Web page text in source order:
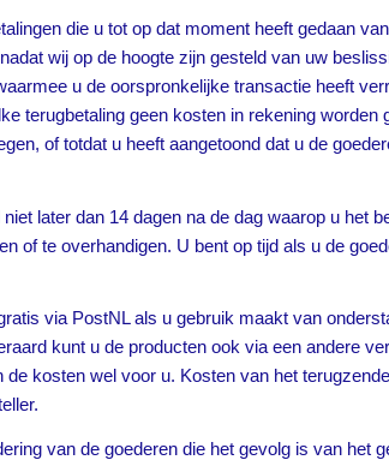
die u tot op dat moment heeft gedaan
wij op de hoogte zijn gesteld van uw
u de oorspronkelijke transactie heeft
terugbetaling geen kosten in rekening
of totdat u heeft aangetoond dat u de
later dan 14 dagen na de dag waarop u het
of te overhandigen. U bent op tijd als u de
via PostNL als u gebruik maakt van
kunt u de producten ook via een andere
kosten wel voor u. Kosten van het
van de goederen die het gevolg is van het